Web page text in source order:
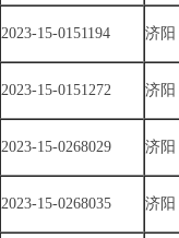
2023-15-0151194 济阳
2023-15-0151272 济阳
2023-15-0268029 济阳
2023-15-0268035 济阳